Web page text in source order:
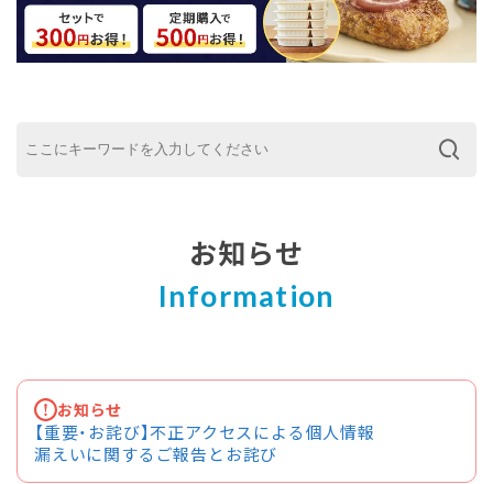
お知らせ
お知らせ
【重要・お詫び】不正アクセスによる個人情報
漏えいに関するご報告とお詫び